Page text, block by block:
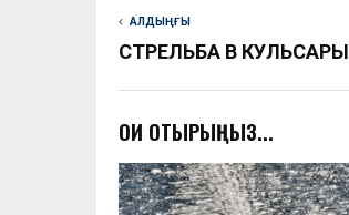
АЛДЫҢҒЫ
СТРЕЛЬБА В КУЛЬСАРЫ
ОҚИ ОТЫРЫҢЫЗ...